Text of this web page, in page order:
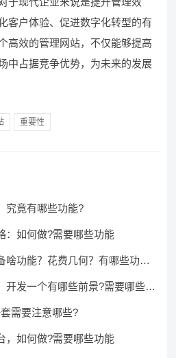
客户体验、促进数字化转型的有
高效的管理网站，不仅能够提高
中占据竞争优势，为未来的发展
重要性
究竟有哪些功能?
：如何做?需要哪些功能
功能？花费几何？有哪些功能?
开发一个有哪些前景?需要哪些费
需要注意哪些?
，如何做?需要哪些功能